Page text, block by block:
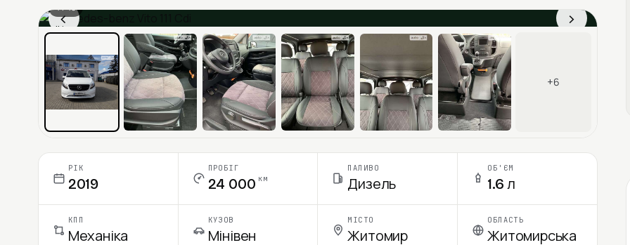
‹ ›
1 / 13
Ціна в місяць
+6
РІК
2019
ПРОБІГ
24 000 км
ПАЛИВО
Дизель
ОБ'ЄМ
1.6 л
КПП
Механіка
КУЗОВ
Мінівен
МІСТО
Житомир
ОБЛАСТЬ
Житомирська